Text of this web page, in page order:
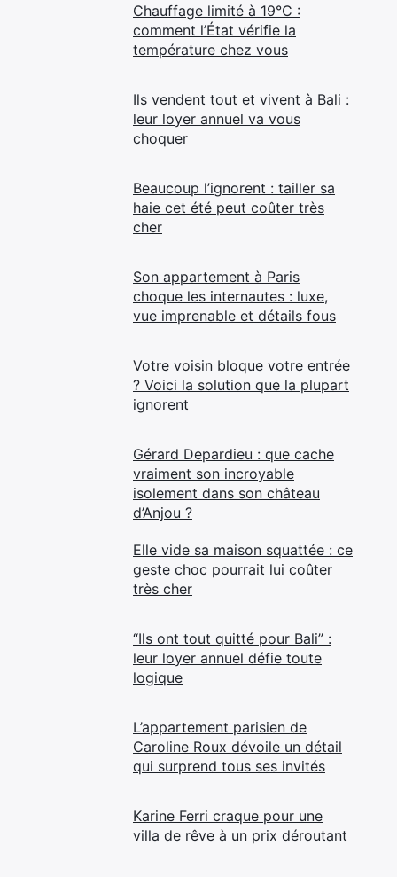
Chauffage limité à 19°C :
comment l’État vérifie la
température chez vous
Ils vendent tout et vivent à Bali :
leur loyer annuel va vous
choquer
Beaucoup l’ignorent : tailler sa
haie cet été peut coûter très
cher
Son appartement à Paris
choque les internautes : luxe,
vue imprenable et détails fous
Votre voisin bloque votre entrée
? Voici la solution que la plupart
ignorent
Gérard Depardieu : que cache
vraiment son incroyable
isolement dans son château
d’Anjou ?
Elle vide sa maison squattée : ce
geste choc pourrait lui coûter
très cher
“Ils ont tout quitté pour Bali” :
leur loyer annuel défie toute
logique
L’appartement parisien de
Caroline Roux dévoile un détail
qui surprend tous ses invités
Karine Ferri craque pour une
villa de rêve à un prix déroutant